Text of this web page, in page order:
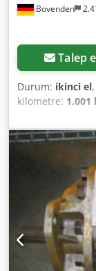
Bovenden
Talep
Durum: ikinci el
kilometre: 1.001
Bovenden, Üst
10749J4027
ara satış ve